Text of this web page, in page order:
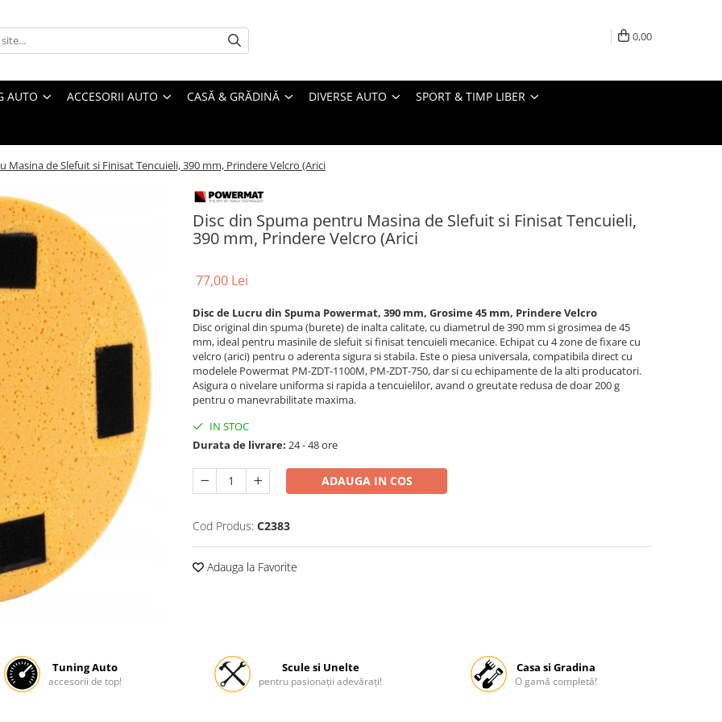
0,00
AUTO ACCESORII AUTO CASĂ & GRĂDINĂ DIVERSE AUTO SPORT & TIMP LIBER
Masina de Slefuit si Finisat Tencuieli, 390 mm, Prindere Velcro (Arici
Disc din Spuma pentru Masina de Slefuit si Finisat Tencuieli,
390 mm, Prindere Velcro (Arici
77,00 Lei
Disc de Lucru din Spuma Powermat, 390 mm, Grosime 45 mm, Prindere Velcro
Disc original din spuma (burete) de inalta calitate, cu diametrul de 390 mm si grosimea de 45
mm, ideal pentru masinile de slefuit si finisat tencuieli mecanice. Echipat cu 4 zone de fixare cu
velcro (arici) pentru o aderenta sigura si stabila. Este o piesa universala, compatibila direct cu
modelele Powermat PM-ZDT-1100M, PM-ZDT-750, dar si cu echipamente de la alti producatori.
Asigura o nivelare uniforma si rapida a tencuielilor, avand o greutate redusa de doar 200 g
pentru o manevrabilitate maxima.
IN STOC
Durata de livrare: 24 - 48 ore
ADAUGA IN COS
Cod Produs: C2383
Adauga la Favorite
Tuning Auto
accesorii de top!
Scule si Unelte
pentru pasionații adevărați!
Casa si Gradina
O gamă completă!